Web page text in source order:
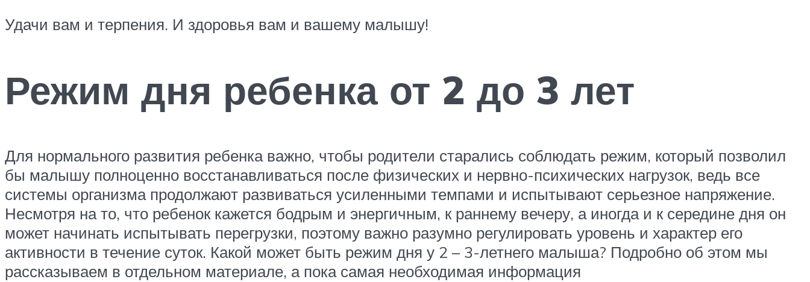
Удачи вам и терпения. И здоровья вам и вашему малышу!
Режим дня ребенка от 2 до 3 лет
Для нормального развития ребенка важно, чтобы родители старались соблюдать режим, который позволил
бы малышу полноценно восстанавливаться после физических и нервно-психических нагрузок, ведь все
системы организма продолжают развиваться усиленными темпами и испытывают серьезное напряжение.
Несмотря на то, что ребенок кажется бодрым и энергичным, к раннему вечеру, а иногда и к середине дня он
может начинать испытывать перегрузки, поэтому важно разумно регулировать уровень и характер его
активности в течение суток. Какой может быть режим дня у 2 – 3-летнего малыша? Подробно об этом мы
рассказываем в отдельном материале, а пока самая необходимая информация